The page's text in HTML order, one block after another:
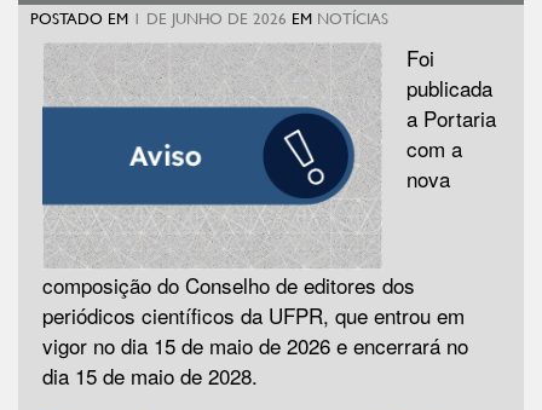
POSTADO EM 1 DE JUNHO DE 2026 EM NOTÍCIAS
Foi
publicada
a Portaria
com a
nova
composição do Conselho de editores dos
periódicos científicos da UFPR, que entrou em
vigor no dia 15 de maio de 2026 e encerrará no
dia 15 de maio de 2028.